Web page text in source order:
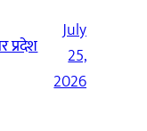
July
25,
2026